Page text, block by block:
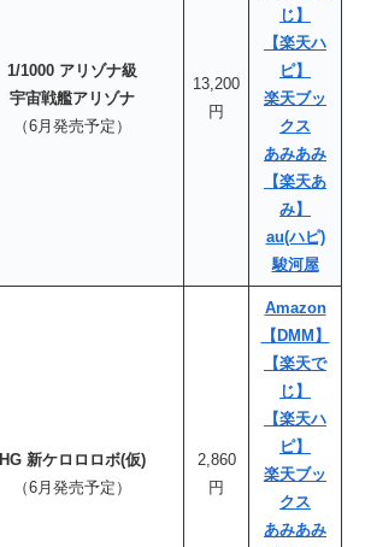
1/1000 アリゾナ級
宇宙戦艦アリゾナ
（6月発売予定）
13,200
円
じ】
【楽天ハ
ピ】
楽天ブッ
クス
あみあみ
【楽天あ
み】
au(ハピ)
駿河屋
HG 新ケロロロボ(仮)
（6月発売予定）
2,860
円
Amazon
【DMM】
【楽天で
じ】
【楽天ハ
ピ】
楽天ブッ
クス
あみあみ